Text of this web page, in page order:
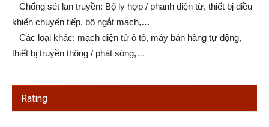
– Chống sét lan truyền: Bộ ly hợp / phanh điện từ, thiết bị điều
khiển chuyển tiếp, bộ ngắt mạch,…
– Các loại khác: mạch điện tử ô tô, máy bán hàng tự động,
thiết bị truyền thông / phát sóng,…
Rating